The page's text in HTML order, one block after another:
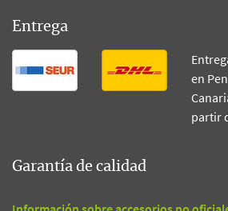
Entrega
en
partir
Garantía de calidad